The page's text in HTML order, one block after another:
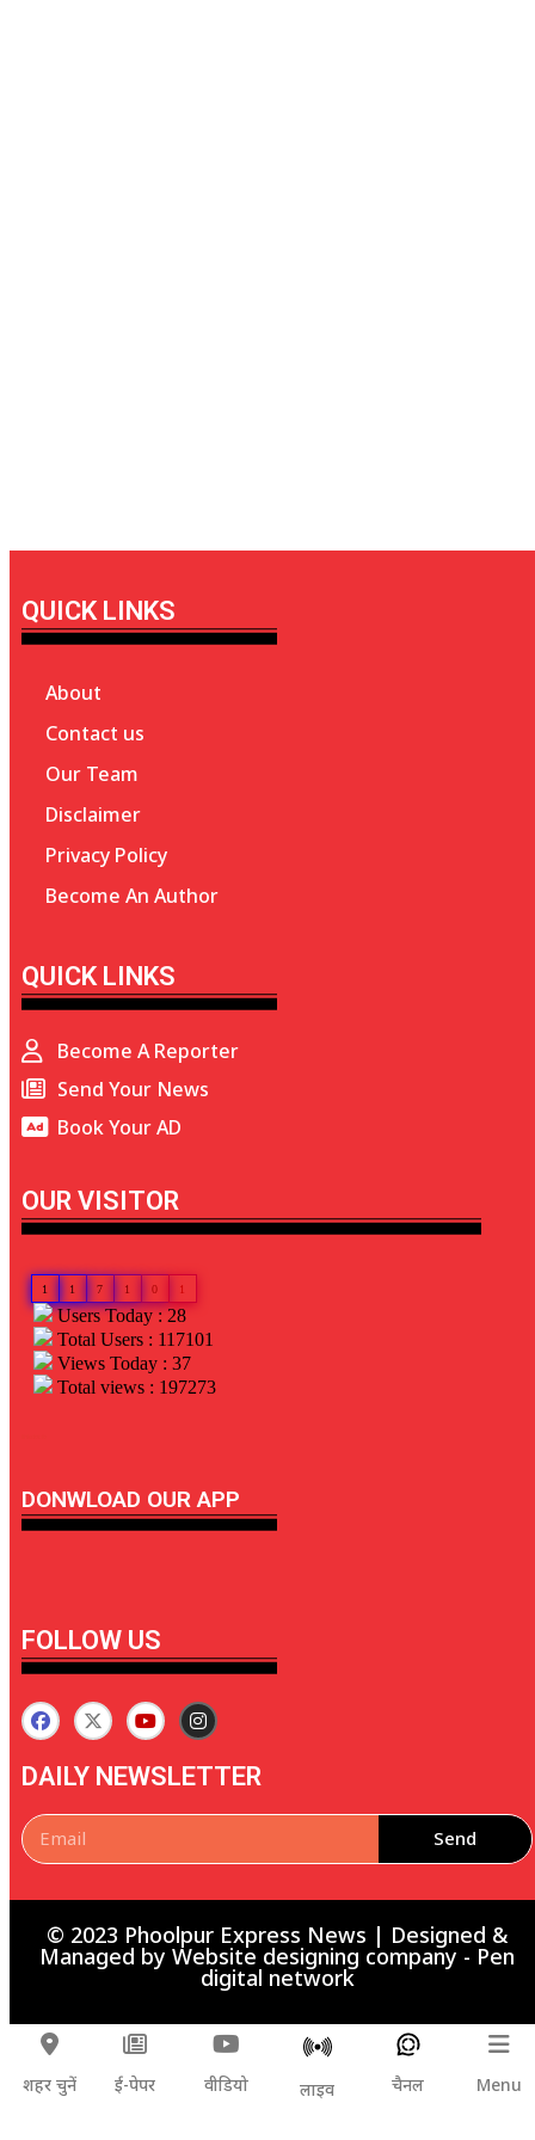
QUICK LINKS
About
Contact us
Our Team
Disclaimer
Privacy Policy
Become An Author
QUICK LINKS
Become A Reporter
Send Your News
Book Your AD
OUR VISITOR
1 1 7 1 0 1
Users Today : 28
Total Users : 117101
Views Today : 37
Total views : 197273
DONWLOAD OUR APP
FOLLOW US
DAILY NEWSLETTER
Send
© 2023 Phoolpur Express News | Designed &
Managed by Website designing company - Pen
digital network
शहर चुनें ई-पेपर वीडियो लाइव चैनल Menu